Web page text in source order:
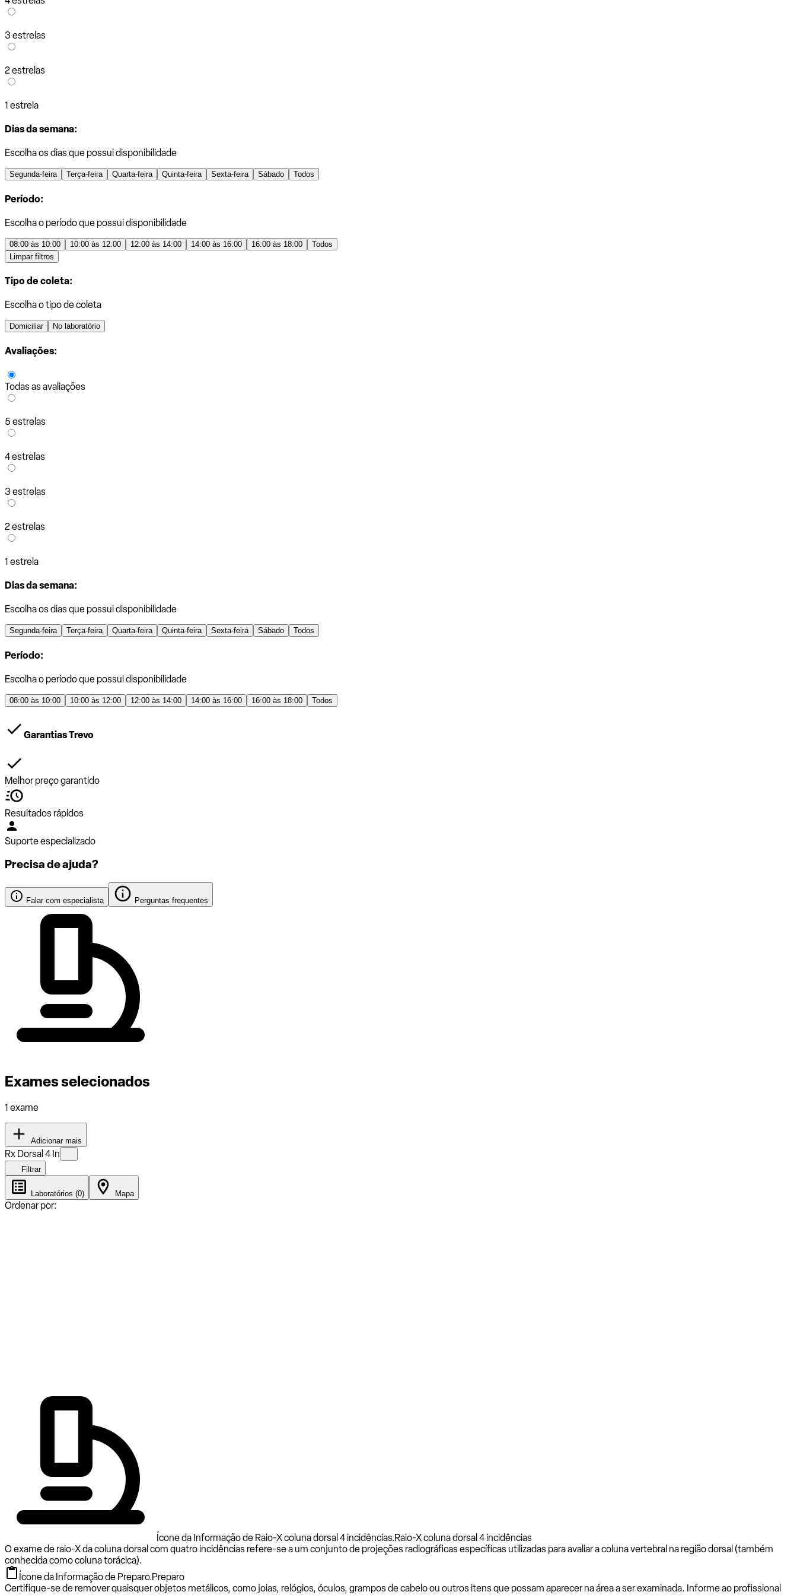
3 estrelas
2 estrelas
1 estrela
Dias da semana:
Escolha os dias que possui disponibilidade
Segunda-feira Terça-feira Quarta-feira Quinta-feira Sexta-feira Sábado Todos
Período:
Escolha o período que possui disponibilidade
08:00 às 10:00 10:00 às 12:00 12:00 às 14:00 14:00 às 16:00 16:00 às 18:00
Todos
Limpar filtros
Tipo de coleta:
Escolha o tipo de coleta
Domiciliar No laboratório
Avaliações:
Todas as avaliações
5 estrelas
4 estrelas
3 estrelas
2 estrelas
1 estrela
Dias da semana:
Escolha os dias que possui disponibilidade
Segunda-feira Terça-feira Quarta-feira Quinta-feira Sexta-feira Sábado Todos
Período:
Escolha o período que possui disponibilidade
08:00 às 10:00 10:00 às 12:00 12:00 às 14:00 14:00 às 16:00 16:00 às 18:00 Todos
Garantias Trevo
Melhor preço garantido
Resultados rápidos
Suporte especializado
Precisa de ajuda?
Falar com especialista Perguntas frequentes
Exames selecionados
1 exame
Adicionar mais
Rx Dorsal 4 In
Filtrar
Laboratórios (0) Mapa
Ordenar por:
Ícone da Informação de Raio-X coluna dorsal 4 incidências.Raio-X coluna dorsal 4 incidências
O exame de raio-X da coluna dorsal com quatro incidências refere-se a um conjunto de projeções radiográficas específicas utilizadas para avaliar a coluna vertebral na região dorsal (também
conhecida como coluna torácica).
Ícone da Informação de Preparo.Preparo
Certifique-se de remover quaisquer objetos metálicos, como joias, relógios, óculos, grampos de cabelo ou outros itens que possam aparecer na área a ser examinada. Informe ao profissional